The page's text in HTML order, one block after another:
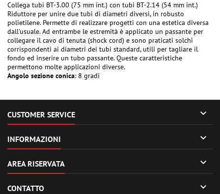
Collega tubi BT-3.00 (75 mm int.) con tubi BT-2.14 (54 mm int.)
Riduttore per unire due tubi di diametri diversi, in robusto
polietilene. Permette di realizzare progetti con una estetica diversa
dall'usuale. Ad entrambe le estremità è applicato un passante per
collegare il cavo di tenuta (shock cord) e sono praticati solchi
corrispondenti ai diametri dei tubi standard, utili per tagliare il
fondo ed inserire un tubo passante. Queste caratteristiche
permettono molte applicazioni diverse.
Angolo sezione conica: 8 gradi
CUSTOMER SERVICE 
INFORMAZIONI 
AREA RISERVATA 
CONTATTO 